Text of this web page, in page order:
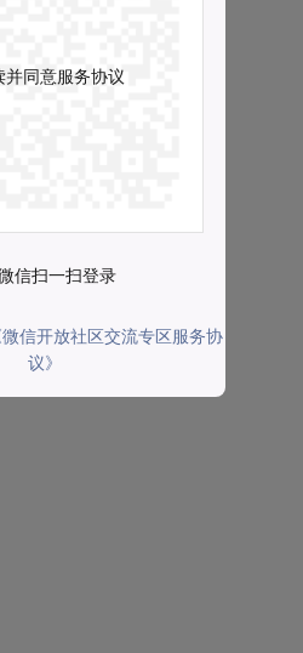
并同意服务协议
信扫一扫登录
微信开放社区交流专区服务协
议》